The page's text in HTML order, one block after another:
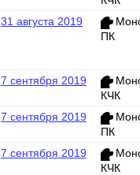
31 августа 2019
ПК
7 сентября 2019
КЧК
7 сентября 2019
ПК
7 сентября 2019
КЧК